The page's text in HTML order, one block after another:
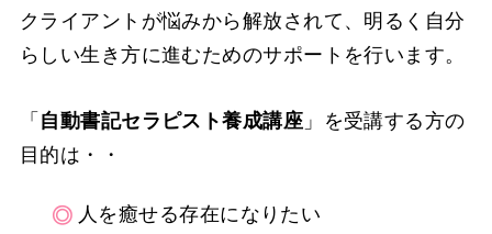
クライアントが悩みから解放されて、明るく自分
らしい生き方に進むためのサポートを行います。
「 自動書記セラピスト養成講座 」を受講する方の
目的は・・
人を癒せる存在になりたい